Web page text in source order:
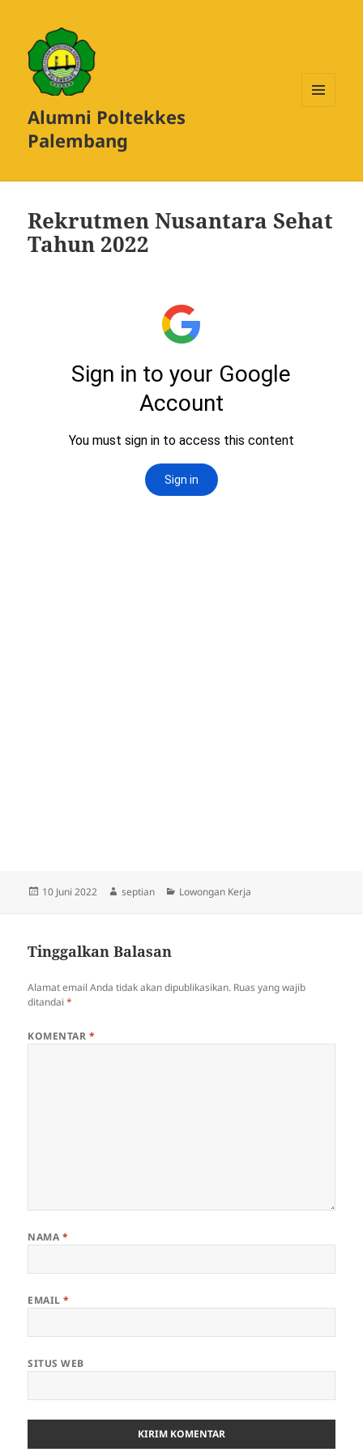
Alumni Poltekkes
Palembang
Rekrutmen Nusantara Sehat
Tahun 2022
Diposkan
10 Juni 2022 Penulis
septian Kategori
Lowongan Kerja
Tinggalkan Balasan
Alamat email Anda tidak akan dipublikasikan. Ruas yang wajib
ditandai*
KOMENTAR *
NAMA *
EMAIL*
SITUS WEB